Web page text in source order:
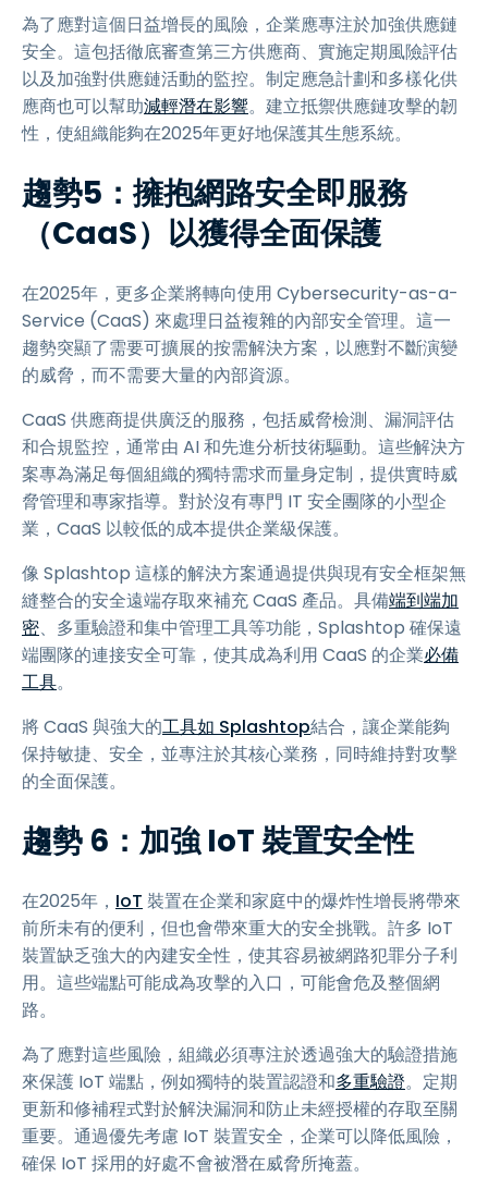
為了應對這個日益增長的風險，企業應專注於加強供應鏈
安全。這包括徹底審查第三方供應商、實施定期風險評估
以及加強對供應鏈活動的監控。制定應急計劃和多樣化供
應商也可以幫助減輕潛在影響。建立抵禦供應鏈攻擊的韌
性，使組織能夠在2025年更好地保護其生態系統。
趨勢5：擁抱網路安全即服務
（CaaS）以獲得全面保護
在2025年，更多企業將轉向使用 Cybersecurity-as-a-
Service (CaaS) 來處理日益複雜的內部安全管理。這一
趨勢突顯了需要可擴展的按需解決方案，以應對不斷演變
的威脅，而不需要大量的內部資源。
CaaS 供應商提供廣泛的服務，包括威脅檢測、漏洞評估
和合規監控，通常由 AI 和先進分析技術驅動。這些解決方
案專為滿足每個組織的獨特需求而量身定制，提供實時威
脅管理和專家指導。對於沒有專門 IT 安全團隊的小型企
業，CaaS 以較低的成本提供企業級保護。
像 Splashtop 這樣的解決方案通過提供與現有安全框架無
縫整合的安全遠端存取來補充 CaaS 產品。具備端到端加
密、多重驗證和集中管理工具等功能，Splashtop 確保遠
端團隊的連接安全可靠，使其成為利用 CaaS 的企業必備
工具。
將 CaaS 與強大的工具如 Splashtop結合，讓企業能夠
保持敏捷、安全，並專注於其核心業務，同時維持對攻擊
的全面保護。
趨勢 6：加強 IoT 裝置安全性
在2025年， IoT 裝置在企業和家庭中的爆炸性增長將帶來
前所未有的便利，但也會帶來重大的安全挑戰。許多 IoT
裝置缺乏強大的內建安全性，使其容易被網路犯罪分子利
用。這些端點可能成為攻擊的入口，可能會危及整個網
路。
為了應對這些風險，組織必須專注於透過強大的驗證措施
來保護 IoT 端點，例如獨特的裝置認證和多重驗證。定期
更新和修補程式對於解決漏洞和防止未經授權的存取至關
重要。通過優先考慮 IoT 裝置安全，企業可以降低風險，
確保 IoT 採用的好處不會被潛在威脅所掩蓋。